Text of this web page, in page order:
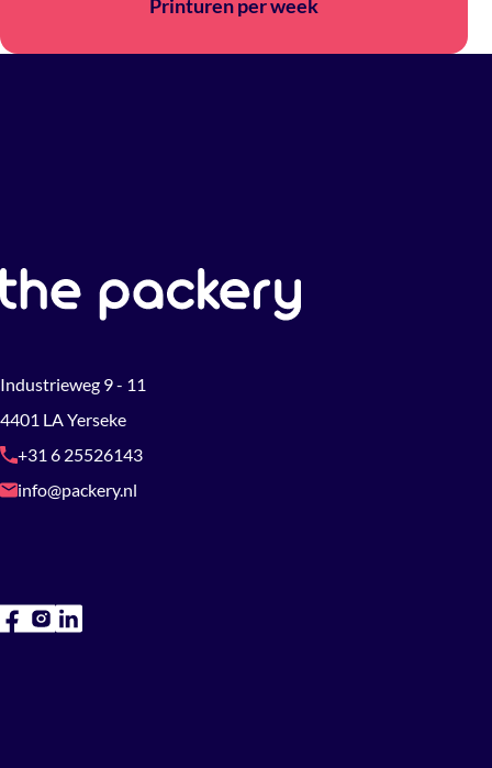
Printuren per week
Industrieweg 9 - 11
4401 LA Yerseke
+31 6 25526143
info@packery.nl